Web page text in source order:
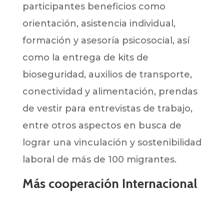
participantes beneficios como
orientación, asistencia individual,
formación y asesoría psicosocial, así
como la entrega de kits de
bioseguridad, auxilios de transporte,
conectividad y alimentación, prendas
de vestir para entrevistas de trabajo,
entre otros aspectos en busca de
lograr una vinculación y sostenibilidad
laboral de más de 100 migrantes.
Más cooperación Internacional